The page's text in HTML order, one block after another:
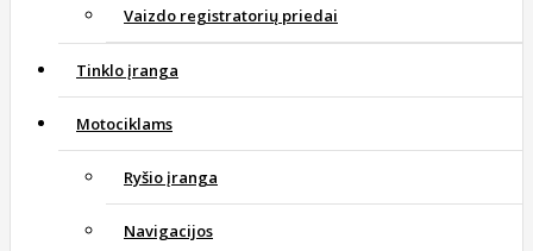
Vaizdo registratorių priedai
Tinklo įranga
Motociklams
Ryšio įranga
Navigacijos